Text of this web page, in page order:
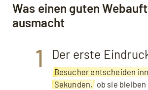
Was einen guten
ausmacht
1 Der erste
Besucher entscheiden
Sekunden, ob sie